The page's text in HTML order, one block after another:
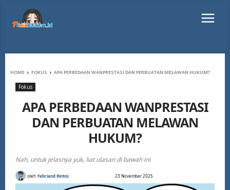
HOME FOKUS APA PERBEDAAN WANPRESTASI DAN PERBUATAN MELAWAN HUKUM?
Fokus
APA PERBEDAAN WANPRESTASI
DAN PERBUATAN MELAWAN
HUKUM?
Nah, untuk jelasnya yuk, liat ulasan di bawah ini
oleh Febriand Rintos 23 November 2025